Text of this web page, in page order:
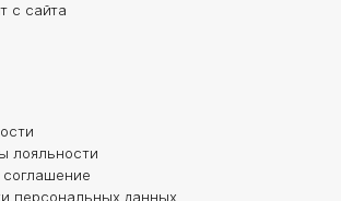
с сайта
лояльности
персональных данных